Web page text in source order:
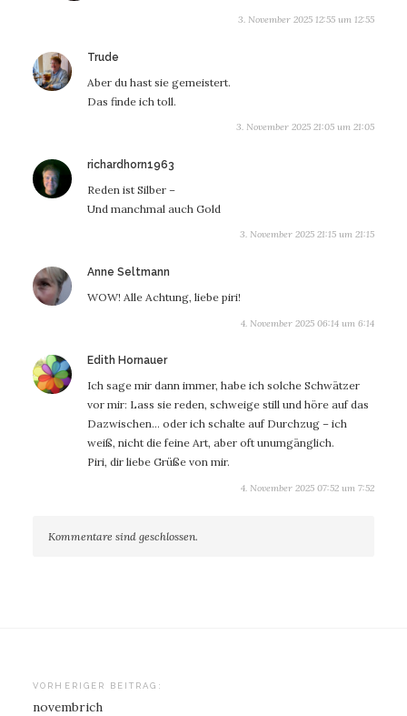
3. November 2025 12:55 um 12:55
Trude
Aber du hast sie gemeistert.
Das finde ich toll.
3. November 2025 21:05 um 21:05
richardhorn1963
Reden ist Silber –
Und manchmal auch Gold
3. November 2025 21:15 um 21:15
Anne Seltmann
WOW! Alle Achtung, liebe piri!
4. November 2025 06:14 um 6:14
Edith Hornauersagt:
Ich sage mir dann immer, habe ich solche Schwätzer
vor mir: Lass sie reden, schweige still und höre auf das
Dazwischen… oder ich schalte auf Durchzug – ich
weiß, nicht die feine Art, aber oft unumgänglich.
Piri, dir liebe Grüße von mir.
4. November 2025 07:52 um 7:52
Kommentare sind geschlossen.
Beitragsnavigation
VORHERIGER BEITRAG:
novembrich